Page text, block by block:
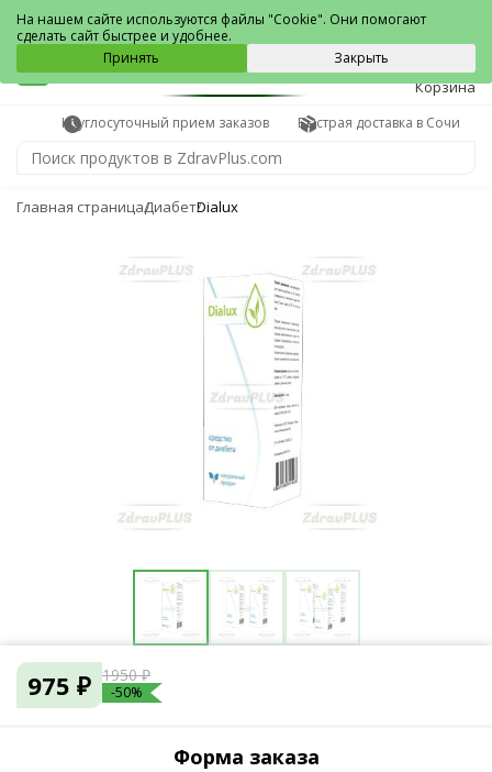
Сочи
0
Корзина
Круглосуточный прием заказов Быстрая доставка в Сочи
Главная страницаДиабетDialux
975 ₽ 1950 ₽
-50%
Форма заказа
На нашем сайте используются файлы "Cookie". Они помогают
сделать сайт быстрее и удобнее.
Принять
Закрыть